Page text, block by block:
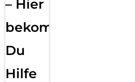
– Hier
bekommst
Du
Hilfe